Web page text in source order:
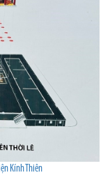
Kính Thiên